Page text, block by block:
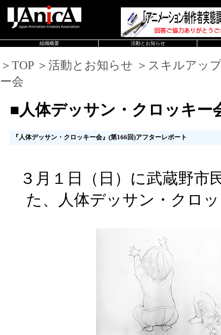
組織概要 活動とお知らせ
＞TOP ＞活動とお知らせ ＞スキルアッ
ー会
■人体デッサン・クロッキー
『人体デッサン・クロッキー会』(第166回)アフターレポート
３月１日（日）に武蔵野市
た、人体デッサン・クロ